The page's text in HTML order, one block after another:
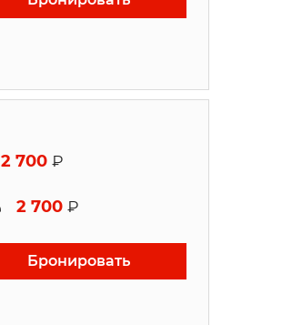
2 700 ₽
2 700 ₽
Бронировать